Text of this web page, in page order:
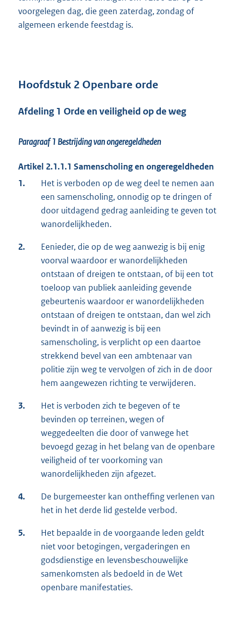
voorgelegen dag, die geen zaterdag, zondag of
algemeen erkende feestdag is.
Hoofdstuk 2 Openbare orde
Afdeling 1 Orde en veiligheid op de weg
Paragraaf 1 Bestrijding van ongeregeldheden
Artikel 2.1.1.1 Samenscholing en ongeregeldheden
1.
Het is verboden op de weg deel te nemen aan
een samenscholing, onnodig op te dringen of
door uitdagend gedrag aanleiding te geven tot
wanordelijkheden.
2.
Eenieder, die op de weg aanwezig is bij enig
voorval waardoor er wanordelijkheden
ontstaan of dreigen te ontstaan, of bij een tot
toeloop van publiek aanleiding gevende
gebeurtenis waardoor er wanordelijkheden
ontstaan of dreigen te ontstaan, dan wel zich
bevindt in of aanwezig is bij een
samenscholing, is verplicht op een daartoe
strekkend bevel van een ambtenaar van
politie zijn weg te vervolgen of zich in de door
hem aangewezen richting te verwijderen.
3.
Het is verboden zich te begeven of te
bevinden op terreinen, wegen of
weggedeelten die door of vanwege het
bevoegd gezag in het belang van de openbare
veiligheid of ter voorkoming van
wanordelijkheden zijn afgezet.
4.
De burgemeester kan ontheffing verlenen van
het in het derde lid gestelde verbod.
5.
Het bepaalde in de voorgaande leden geldt
niet voor betogingen, vergaderingen en
godsdienstige en levensbeschouwelijke
samenkomsten als bedoeld in de Wet
openbare manifestaties.